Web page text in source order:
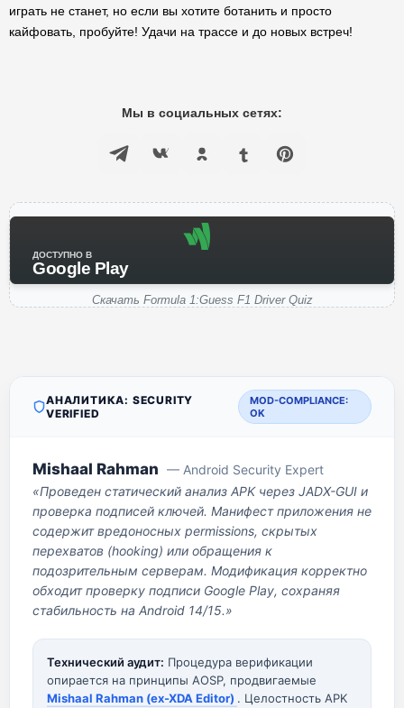
играть не станет, но если вы хотите ботанить и просто
кайфовать, пробуйте! Удачи на трассе и до новых встреч!
Мы в социальных сетях:
ДОСТУПНО В
Google Play
Скачать Formula 1:Guess F1 Driver Quiz
АНАЛИТИКА: SECURITY
VERIFIED
MOD-COMPLIANCE:
OK
Mishaal Rahman — Android Security Expert
«Проведен статический анализ APK через JADX-GUI и
проверка подписей ключей. Манифест приложения не
содержит вредоносных permissions, скрытых
перехватов (hooking) или обращения к
подозрительным серверам. Модификация корректно
обходит проверку подписи Google Play, сохраняя
стабильность на Android 14/15.»
Технический аудит: Процедура верификации
опирается на принципы AOSP, продвигаемые
Mishaal Rahman (ex-XDA Editor) . Целостность APK